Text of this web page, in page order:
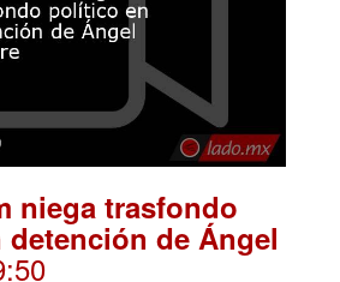
niega trasfondo
de Ángel